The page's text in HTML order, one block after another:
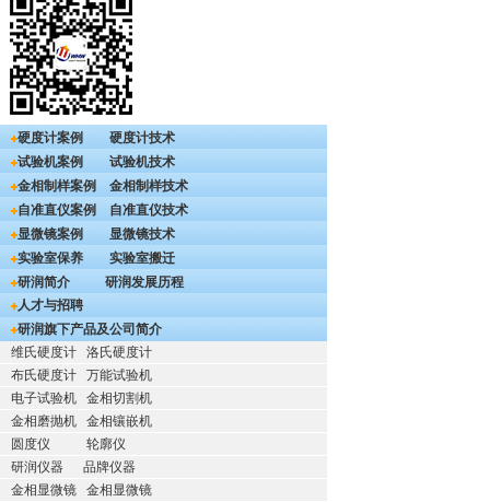
硬度计案例
硬度计技术
试验机案例
试验机技术
金相制样案例
金相制样技术
自准直仪案例
自准直仪技术
显微镜案例
显微镜技术
实验室保养
实验室搬迁
研润简介
研润发展历程
人才与招聘
研润旗下产品及公司简介
维氏硬度计
洛氏硬度计
布氏硬度计
万能试验机
电子试验机
金相切割机
金相磨抛机
金相镶嵌机
圆度仪
轮廓仪
研润仪器
品牌仪器
金相显微镜
金相显微镜